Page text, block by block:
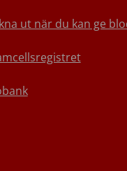
ut när du kan ge